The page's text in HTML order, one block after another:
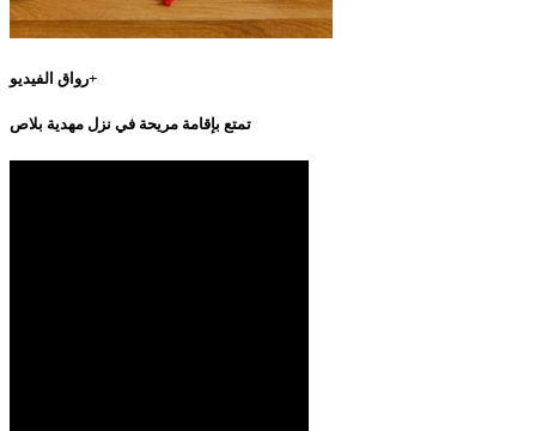
رواق الفيديو+
تمتع بإقامة مريحة في نزل مهدية بلاص